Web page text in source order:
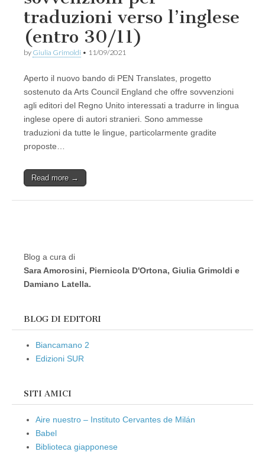
traduzioni verso l’inglese
(entro 30/11)
by Giulia Grimoldi • 11/09/2021
Aperto il nuovo bando di PEN Translates, progetto
sostenuto da Arts Council England che offre sovvenzioni
agli editori del Regno Unito interessati a tradurre in lingua
inglese opere di autori stranieri. Sono ammesse
traduzioni da tutte le lingue, particolarmente gradite
proposte…
Read more →
Blog a cura di
Sara Amorosini, Piernicola D'Ortona, Giulia Grimoldi e
Damiano Latella.
BLOG DI EDITORI
Biancamano 2
Edizioni SUR
SITI AMICI
Aire nuestro – Instituto Cervantes de Milán
Babel
Biblioteca giapponese